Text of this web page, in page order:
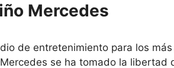
Mercedes
de entretenimiento para los
Mercedes se ha tomado la libertad